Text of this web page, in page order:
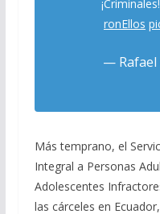
¡Criminales!
ronEllos
— Rafael
Más temprano, el
Integral a Personas
Adolescentes
las cárceles en